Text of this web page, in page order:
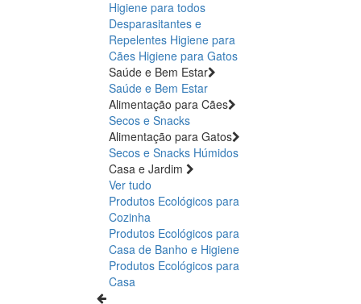
Higiene para todos
Desparasitantes e
Repelentes Higiene para
Cães Higiene para Gatos
Saúde e Bem Estar
Saúde e Bem Estar
Alimentação para Cães
Secos e Snacks
Alimentação para Gatos
Secos e Snacks Húmidos
Casa e Jardim
Ver tudo
Produtos Ecológicos para
Cozinha
Produtos Ecológicos para
Casa de Banho e Higiene
Produtos Ecológicos para
Casa